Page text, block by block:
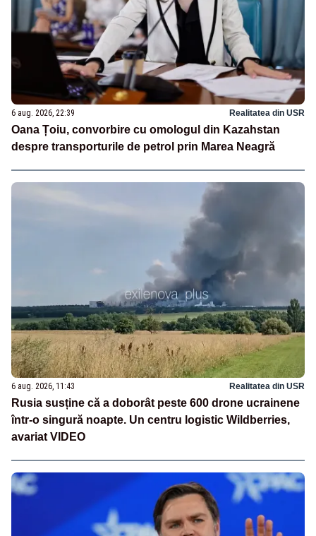
6 aug. 2026, 22:39 Realitatea din USR
Oana Țoiu, convorbire cu omologul din Kazahstan
despre transporturile de petrol prin Marea Neagră
6 aug. 2026, 11:43 Realitatea din USR
Rusia susține că a doborât peste 600 drone ucrainene
într-o singură noapte. Un centru logistic Wildberries,
avariat VIDEO